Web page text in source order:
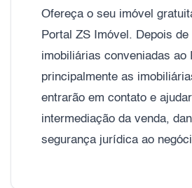
Ofereça o seu imóvel
Portal ZS Imóvel. Depois
imobiliárias conveniadas ao
principalmente as
entrarão em contato e
intermediação da venda,
segurança jurídica ao